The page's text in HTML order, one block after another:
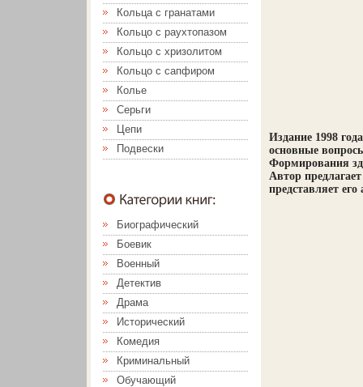
Кольца с гранатами
Кольцо с раухтопазом
Кольцо с хризолитом
Кольцо с сапфиром
Колье
Серьги
Цепи
Подвески
Биографический
Боевик
Военный
Детектив
Драма
Исторический
Комедия
Криминальный
Обучающий
Издание 1998
основные
Формирования
Автор
представляет